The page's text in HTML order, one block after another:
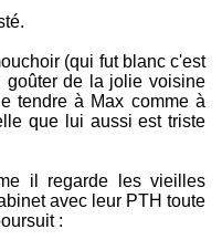
(qui fut blanc c'est
goûter de la jolie voisine
tendre à Max comme à
que lui aussi est triste
il regarde les vieilles
avec leur PTH toute
: